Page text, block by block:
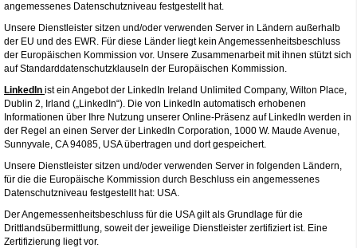
angemessenes Datenschutzniveau festgestellt hat.
Unsere Dienstleister sitzen und/oder verwenden Server in Ländern außerhalb
der EU und des EWR. Für diese Länder liegt kein Angemessenheitsbeschluss
der Europäischen Kommission vor. Unsere Zusammenarbeit mit ihnen stützt sich
auf Standarddatenschutzklauseln der Europäischen Kommission.
LinkedIn ist ein Angebot der LinkedIn Ireland Unlimited Company, Wilton Place,
Dublin 2, Irland („LinkedIn“). Die von LinkedIn automatisch erhobenen
Informationen über Ihre Nutzung unserer Online-Präsenz auf LinkedIn werden in
der Regel an einen Server der LinkedIn Corporation, 1000 W. Maude Avenue,
Sunnyvale, CA 94085, USA übertragen und dort gespeichert.
Unsere Dienstleister sitzen und/oder verwenden Server in folgenden Ländern,
für die die Europäische Kommission durch Beschluss ein angemessenes
Datenschutzniveau festgestellt hat: USA.
Der Angemessenheitsbeschluss für die USA gilt als Grundlage für die
Drittlandsübermittlung, soweit der jeweilige Dienstleister zertifiziert ist. Eine
Zertifizierung liegt vor.